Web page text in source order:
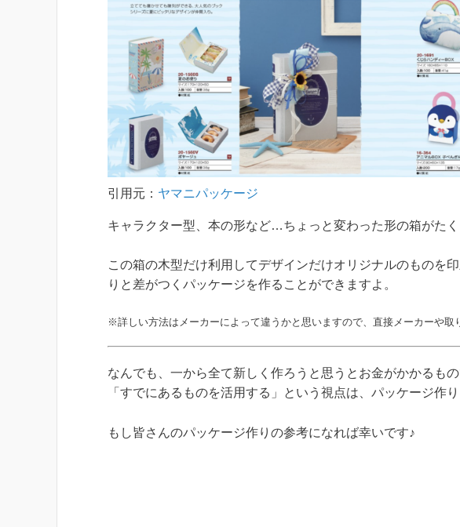
引用元： ヤマニパッケージ
キャラクター型、本の形など…ちょっと変わった形の箱がたく
この箱の木型だけ利用してデザインだけオリジナルのものを
りと差がつくパッケージを作ることができますよ。
※詳しい方法はメーカーによって違うかと思いますので、直接メーカーや取
なんでも、一から全て新しく作ろうと思うとお金がかかるもの
「すでにあるものを活用する」という視点は、パッケージ作
もし皆さんのパッケージ作りの参考になれば幸いです♪